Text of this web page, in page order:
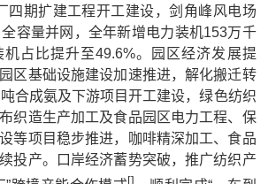
四期扩建工程开工建设，剑角峰风电场
容量并网，全年新增电力装机153万千
占比提升至49.6%。园区经济发展提
区基础设施建设加速推进，解化搬迁转
合成氨及下游项目开工建设，绿色纺织
织造生产加工及食品园区电力工程、保
等项目稳步推进，咖啡精深加工、食品
投产。口岸经济蓄势突破，推广纺织产
[]